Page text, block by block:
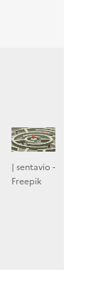
| sentavio -
Freepik